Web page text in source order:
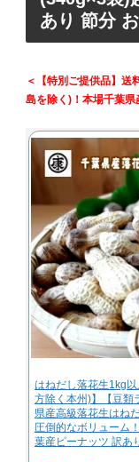
あり 節分
＜【特別ご提供品】送
島を除く)！本場千葉
はねだし落花生1kg
方除く本州)】【豆類
県産高級落花生はね
圧倒的なボリューム
葉産ピーナッツ 訳あ